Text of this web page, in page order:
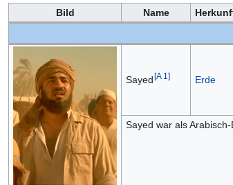
ir
Bild Name
Sayed[A 1 ] Erde
Sayed war als